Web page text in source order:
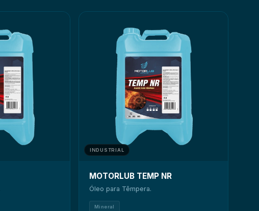
INDUSTRIAL
MOTORLUB TEMP NR
Óleo para Têmpera.
Mineral